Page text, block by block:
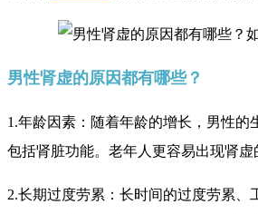
男性肾虚的原因都有哪些？
1.年龄因素：随着年龄的增长，男性的
包括肾脏功能。老年人更容易出现肾虚
2.长期过度劳累：长时间的过度劳累、